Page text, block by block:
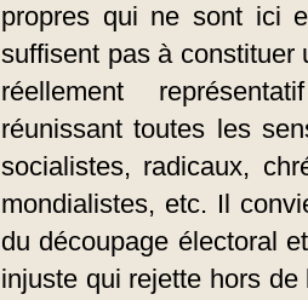
propres qui ne sont ici
suffisent pas à constituer
réellement
réunissant toutes les
socialistes, radicaux,
mondialistes, etc. Il
du découpage électoral
injuste qui rejette hors